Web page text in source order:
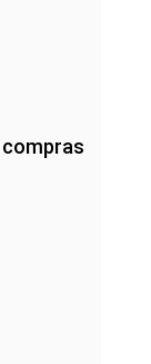
compras